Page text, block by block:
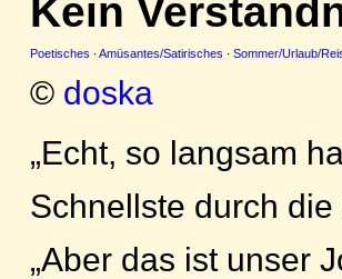
Kein
Poetisches · Amüsantes/Satirisches · Sommer/Urlaub/
© doska
„Echt, so langsam
Schnellste durch
„Aber das ist unser